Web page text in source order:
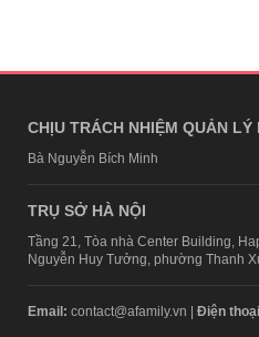
CHỊU TRÁCH NHIỆM QUẢN LÝ
Bà Nguyễn Bích Minh
TRỤ SỞ HÀ NỘI
Tầng 21, Tòa nhà Center Building,
Nguyễn Huy Tưởng, phường Thanh
Email: contact@afamily.vn | Điện